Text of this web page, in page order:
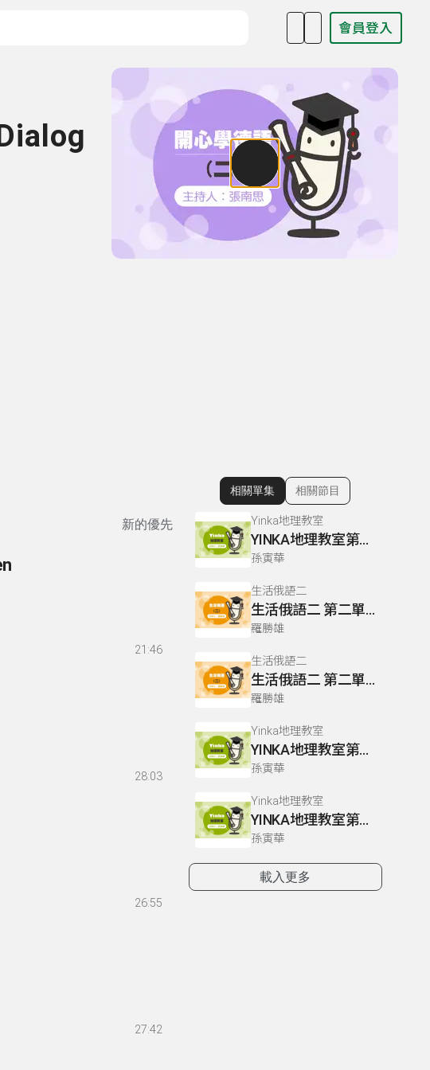
會員登入
新的優先
21:46
28:03
26:55
27:42
顯示相關單集
相關單集 相關節目
Yinka地理教室
YINKA地理教室第一冊 P63-65
孫寅華
生活俄語二
生活俄語二 第二單元 L5 P95-96
羅勝雄
生活俄語二
生活俄語二 第二單元 L9 P120
羅勝雄
Yinka地理教室
YINKA地理教室第一冊 P22-26
孫寅華
Yinka地理教室
YINKA地理教室第一冊 P4-5
孫寅華
載入更多